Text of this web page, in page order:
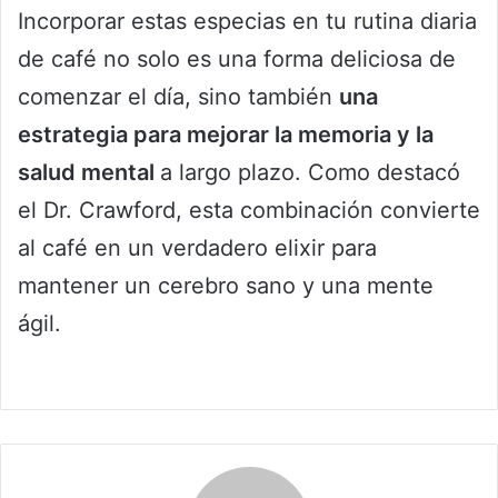
Incorporar estas especias en tu rutina diaria
de café no solo es una forma deliciosa de
comenzar el día, sino también una
estrategia para mejorar la memoria y la
salud mental a largo plazo. Como destacó
el Dr. Crawford, esta combinación convierte
al café en un verdadero elixir para
mantener un cerebro sano y una mente
ágil.